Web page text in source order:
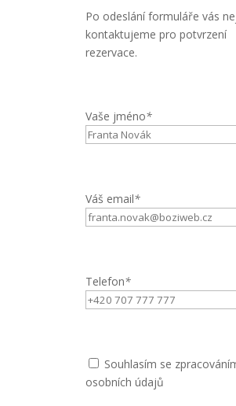
Po odeslání formuláře vás
kontaktujeme pro potvrzení
rezervace.
Vaše jméno*
Váš email*
Telefon*
Souhlasím se
osobních údajů